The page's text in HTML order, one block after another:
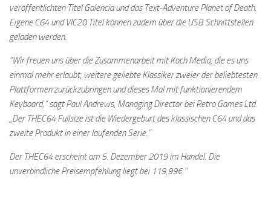
veröffentlichten Titel Galencia und das Text-Adventure Planet of Death.
Eigene C64 und VIC20 Titel können zudem über die USB Schnittstellen
geladen werden.
“Wir freuen uns über die Zusammenarbeit mit Koch Media, die es uns
einmal mehr erlaubt, weitere geliebte Klassiker zweier der beliebtesten
Plattformen zurückzubringen und dieses Mal mit funktionierendem
Keyboard,“ sagt Paul Andrews, Managing Director bei Retro Games Ltd.
„Der THEC64 Fullsize ist die Wiedergeburt des klassischen C64 und das
zweite Produkt in einer laufenden Serie.”
Der THEC64 erscheint am 5. Dezember 2019 im Handel. Die
unverbindliche Preisempfehlung liegt bei 119,99€.“